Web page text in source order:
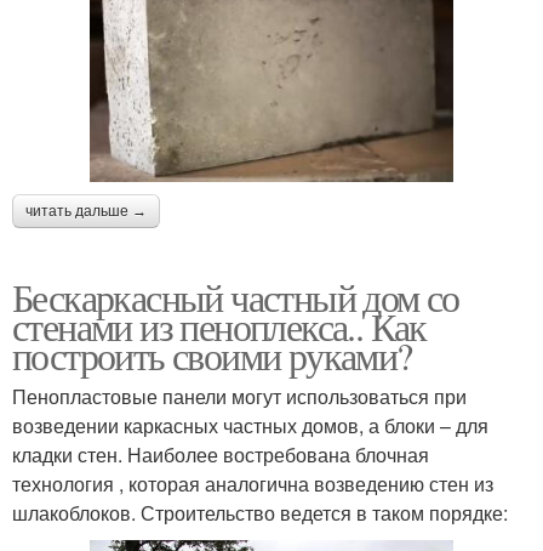
читать дальше →
Бескаркасный частный дом со
стенами из пеноплекса.. Как
построить своими руками?
Пенопластовые панели могут использоваться при
возведении каркасных частных домов, а блоки – для
кладки стен. Наиболее востребована блочная
технология , которая аналогична возведению стен из
шлакоблоков. Строительство ведется в таком порядке: